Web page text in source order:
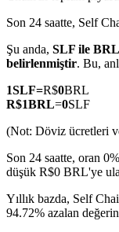
TradFi
Hisse
Son 24 saatte, Self
Şu anda, SLF ile BRL
belirlenmiştir. Bu,
1SLF=R$0BRL
R$1BRL=0SLF
(Not: Döviz ücretleri
Son 24 saatte, oran
düşük R$0 BRL'ye
Yıllık bazda, Self
94.72% azalan